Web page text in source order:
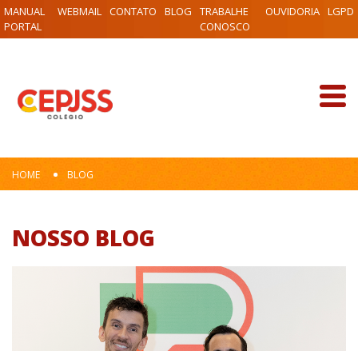
MANUAL
PORTAL
WEBMAIL CONTATO BLOG
TRABALHE
CONOSCO
OUVIDORIA LGPD
HOME BLOG
NOSSO BLOG